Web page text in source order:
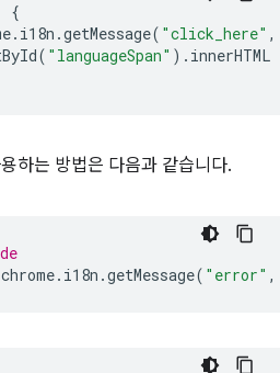
{
. i18n .getMessage( "click_here" ,
( "languageSpan" ). innerHTML
하는 방법은 다음과 같습니다.
chrome. i18n .getMessage( "error" ,